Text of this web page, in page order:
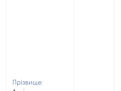
Прізвище: